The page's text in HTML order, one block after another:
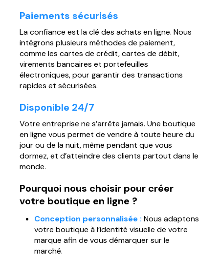
Paiements sécurisés
La confiance est la clé des achats en ligne. Nous
intégrons plusieurs méthodes de paiement,
comme les cartes de crédit, cartes de débit,
virements bancaires et portefeuilles
électroniques, pour garantir des transactions
rapides et sécurisées.
Disponible 24/7
Votre entreprise ne s’arrête jamais. Une boutique
en ligne vous permet de vendre à toute heure du
jour ou de la nuit, même pendant que vous
dormez, et d’atteindre des clients partout dans le
monde.
Pourquoi nous choisir pour créer
votre boutique en ligne ?
Conception personnalisée : Nous adaptons
votre boutique à l’identité visuelle de votre
marque afin de vous démarquer sur le
marché.